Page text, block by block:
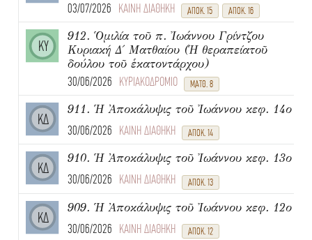
03/07/2026 ΚΑΙΝΗ ΔΙΑΘΗΚΗ ΑΠΟΚ. 15 ΑΠΟΚ. 16
ΚΥ
912. Ὁμιλία τοῦ π. Ἰωάννου Γρίντζου
Κυριακή Δ΄ Ματθαίου (Ἡ θεραπείατοῦ
δούλου τοῦ ἑκατοντάρχου)
30/06/2026 ΚΥΡΙΑΚΟΔΡΟΜΙΟ ΜΑΤΘ. 8
ΚΔ
911. Ἡ Ἀποκάλυψις τοῦ Ἰωάννου κεφ. 14ο
30/06/2026 ΚΑΙΝΗ ΔΙΑΘΗΚΗ ΑΠΟΚ. 14
ΚΔ
910. Ἡ Ἀποκάλυψις τοῦ Ἰωάννου κεφ. 13ο
30/06/2026 ΚΑΙΝΗ ΔΙΑΘΗΚΗ ΑΠΟΚ. 13
ΚΔ
909. Ἡ Ἀποκάλυψις τοῦ Ἰωάννου κεφ. 12ο
30/06/2026 ΚΑΙΝΗ ΔΙΑΘΗΚΗ ΑΠΟΚ. 12